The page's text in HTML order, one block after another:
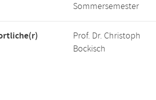
Sommersemester
Prof. Dr. Christoph
Bockisch